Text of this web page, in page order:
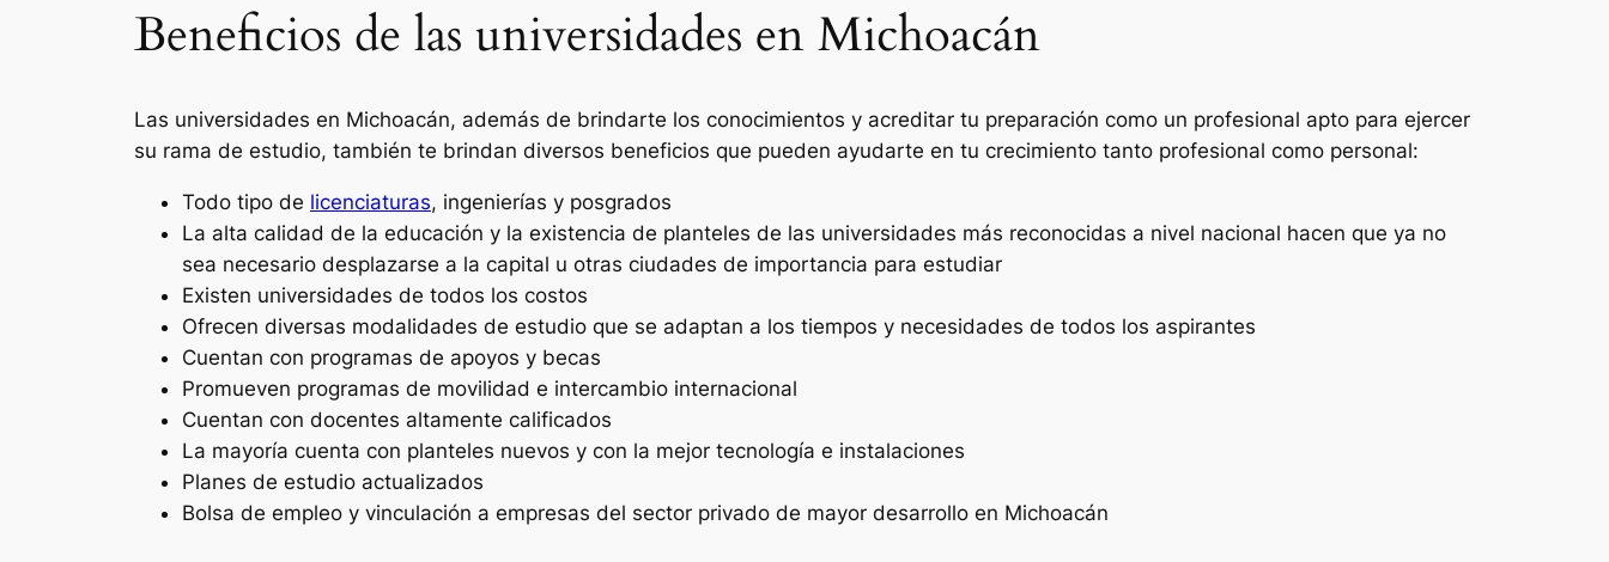
Beneficios de las universidades en Michoacán
Las universidades en Michoacán, además de brindarte los conocimientos y acreditar tu preparación como un profesional apto para ejercer
su rama de estudio, también te brindan diversos beneficios que pueden ayudarte en tu crecimiento tanto profesional como personal:
Todo tipo de licenciaturas, ingenierías y posgrados
La alta calidad de la educación y la existencia de planteles de las universidades más reconocidas a nivel nacional hacen que ya no
sea necesario desplazarse a la capital u otras ciudades de importancia para estudiar
Existen universidades de todos los costos
Ofrecen diversas modalidades de estudio que se adaptan a los tiempos y necesidades de todos los aspirantes
Cuentan con programas de apoyos y becas
Promueven programas de movilidad e intercambio internacional
Cuentan con docentes altamente calificados
La mayoría cuenta con planteles nuevos y con la mejor tecnología e instalaciones
Planes de estudio actualizados
Bolsa de empleo y vinculación a empresas del sector privado de mayor desarrollo en Michoacán